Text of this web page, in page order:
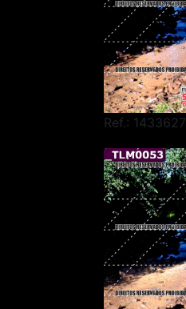
Ref.: 1433627